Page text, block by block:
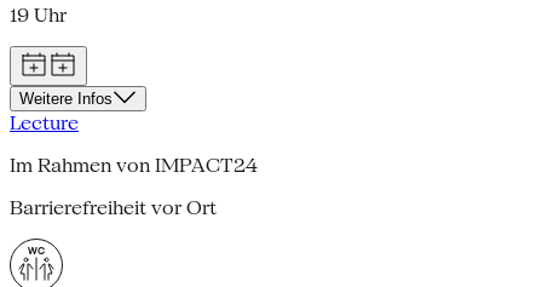
19 Uhr
Weitere Infos
Lecture
Im Rahmen von IMPACT24
Barrierefreiheit vor Ort